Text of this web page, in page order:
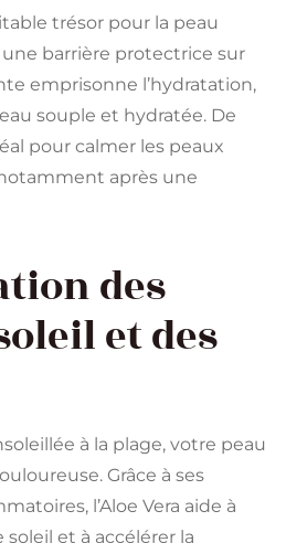
trésor pour la peau
barrière protectrice sur
emprisonne l’hydratation,
souple et hydratée. De
pour calmer les peaux
après une
des
et des
à la plage, votre peau
Grâce à ses
l’Aloe Vera aide à
et à accélérer la